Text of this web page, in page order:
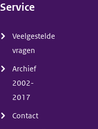
Service
Veelgestelde
vragen
Archief
2002-
2017
Contact